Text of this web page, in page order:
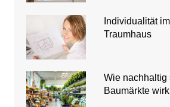
Individualität
Traumhaus
Wie nachhaltig
Baumärkte